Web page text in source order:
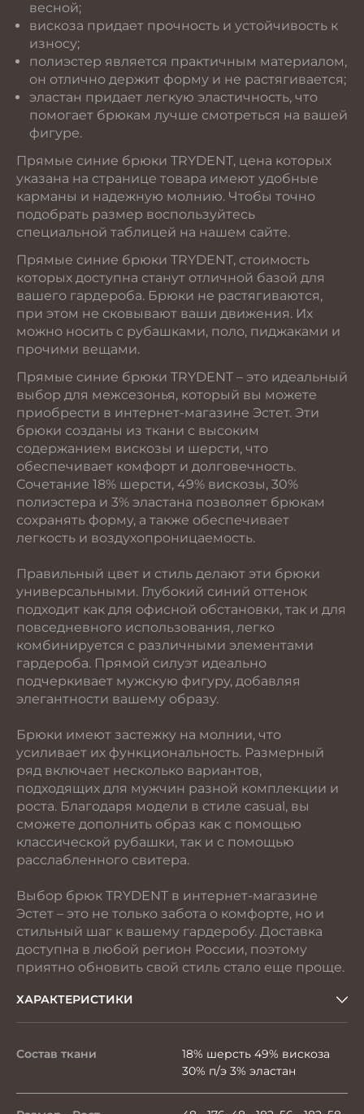
весной;
вискоза придает прочность и устойчивость к
износу;
полиэстер является практичным материалом,
он отлично держит форму и не растягивается;
эластан придает легкую эластичность, что
помогает брюкам лучше смотреться на вашей
фигуре.
Прямые синие брюки TRYDENT, цена которых
указана на странице товара имеют удобные
карманы и надежную молнию. Чтобы точно
подобрать размер воспользуйтесь
специальной таблицей на нашем сайте.
Прямые синие брюки TRYDENT, стоимость
которых доступна станут отличной базой для
вашего гардероба. Брюки не растягиваются,
при этом не сковывают ваши движения. Их
можно носить с рубашками, поло, пиджаками и
прочими вещами.
Прямые синие брюки TRYDENT – это идеальный
выбор для межсезонья, который вы можете
приобрести в интернет-магазине Эстет. Эти
брюки созданы из ткани с высоким
содержанием вискозы и шерсти, что
обеспечивает комфорт и долговечность.
Сочетание 18% шерсти, 49% вискозы, 30%
полиэстера и 3% эластана позволяет брюкам
сохранять форму, а также обеспечивает
легкость и воздухопроницаемость.
Правильный цвет и стиль делают эти брюки
универсальными. Глубокий синий оттенок
подходит как для офисной обстановки, так и для
повседневного использования, легко
комбинируется с различными элементами
гардероба. Прямой силуэт идеально
подчеркивает мужскую фигуру, добавляя
элегантности вашему образу.
Брюки имеют застежку на молнии, что
усиливает их функциональность. Размерный
ряд включает несколько вариантов,
подходящих для мужчин разной комплекции и
роста. Благодаря модели в стиле casual, вы
сможете дополнить образ как с помощью
классической рубашки, так и с помощью
расслабленного свитера.
Выбор брюк TRYDENT в интернет-магазине
Эстет – это не только забота о комфорте, но и
стильный шаг к вашему гардеробу. Доставка
доступна в любой регион России, поэтому
приятно обновить свой стиль стало еще проще.
ХАРАКТЕРИСТИКИ
Состав ткани
18% шерсть 49% вискоза
30% п/э 3% эластан